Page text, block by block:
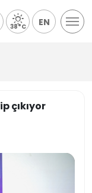
38°C EN
çıkıyor